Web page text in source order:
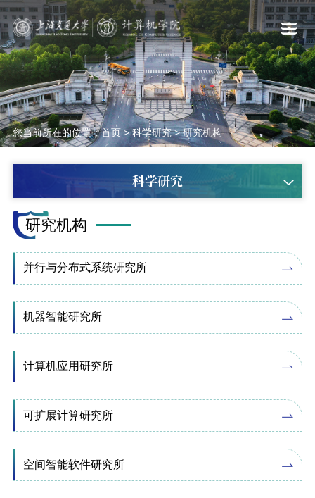
您当前所在的位置：首页>科学研究>研究机构
科学研究
研究机构
并行与分布式系统研究所
机器智能研究所
计算机应用研究所
可扩展计算研究所
空间智能软件研究所